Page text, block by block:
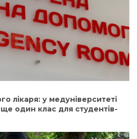
лікаря: у медуніверситеті
один клас для студентів-